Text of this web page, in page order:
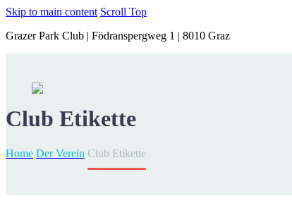
Skip to main content Scroll Top
Grazer Park Club | Födranspergweg 1 | 8010 Graz
Club Etikette
Home Der Verein Club Etikette